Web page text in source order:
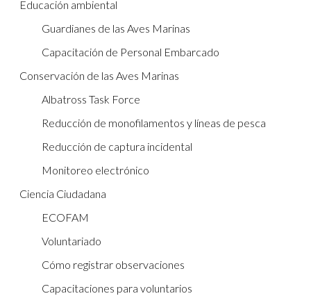
Educación ambiental
Guardianes de las Aves Marinas
Capacitación de Personal Embarcado
Conservación de las Aves Marinas
Albatross Task Force
Reducción de monofilamentos y líneas de pesca
Reducción de captura incidental
Monitoreo electrónico
Ciencia Ciudadana
ECOFAM
Voluntariado
Cómo registrar observaciones
Capacitaciones para voluntarios